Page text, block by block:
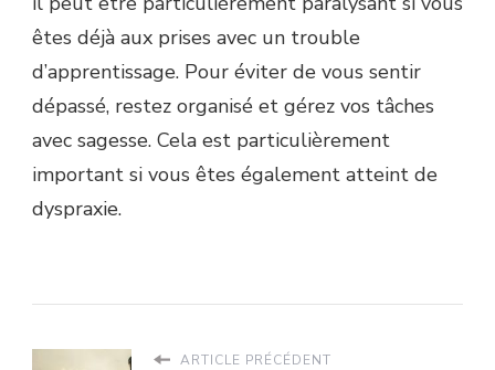
êtes déjà aux prises avec un trouble
d’apprentissage. Pour éviter de vous sentir
dépassé, restez organisé et gérez vos tâches
avec sagesse. Cela est particulièrement
important si vous êtes également atteint de
dyspraxie.
ARTICLE PRÉCÉDENT